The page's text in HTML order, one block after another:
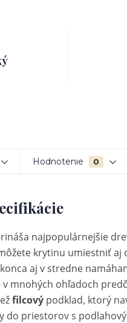
Hodnotenie 0
najpopulárnejšie
krytinu umiestniť
aj v stredne
v mnohých ohľadoch
filcový podklad, ktorý
do priestorov s